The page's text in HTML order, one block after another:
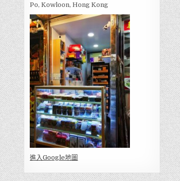
Po, Kowloon, Hong Kong
進入Google地圖